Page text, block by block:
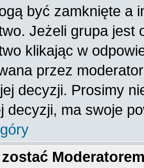
być zamknięte a
Jeżeli grupa
klikając w
przez
decyzji. Prosimy
decyzji, ma swoje